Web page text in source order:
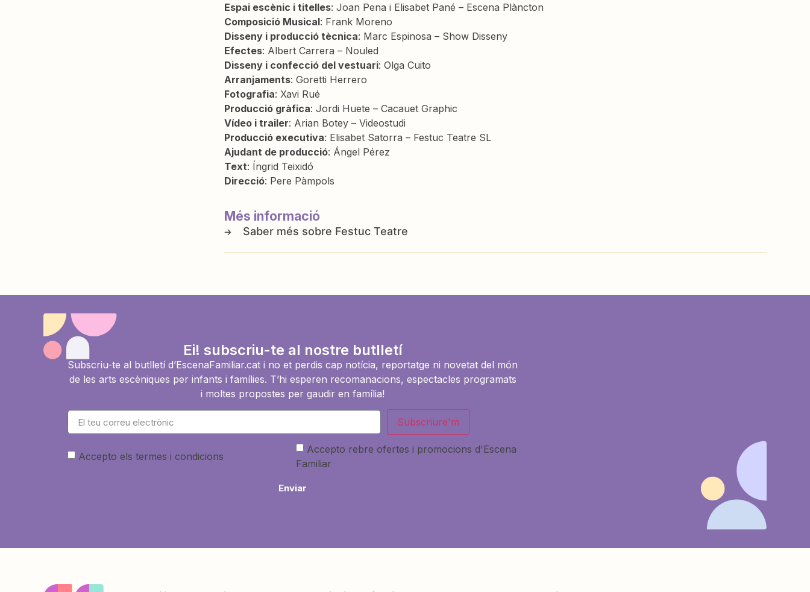
Espai escènic i titelles: Joan Pena i Elisabet Pané – Escena Plàncton
Composició Musical: Frank Moreno
Disseny i producció tècnica: Marc Espinosa – Show Disseny
Efectes: Albert Carrera – Nouled
Disseny i confecció del vestuari: Olga Cuito
Arranjaments: Goretti Herrero
Fotografia: Xavi Rué
Producció gràfica: Jordi Huete – Cacauet Graphic
Vídeo i trailer: Arian Botey – Videostudi
Producció executiva: Elisabet Satorra – Festuc Teatre SL
Ajudant de producció: Ángel Pérez
Text: Íngrid Teixidó
Direcció: Pere Pàmpols
Més informació
Festuc Teatre
Ei! subscriu-te al nostre butlletí
Subscriu-te al butlletí d’EscenaFamiliar.cat i no et perdis cap notícia, reportatge ni novetat del món
de les arts escèniques per infants i famílies. T’hi esperen recomanacions, espectacles programats
i moltes propostes per gaudir en família!
Subscriure'm
Accepto els termes i condicions
Accepto rebre ofertes i promocions d'Escena
Familiar
Enviar